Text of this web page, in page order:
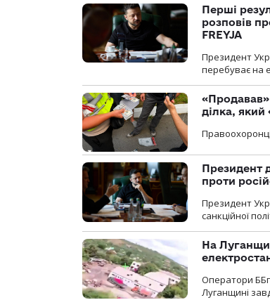
Перші
розповів
FREYJA
Президент
перебуває на
ділка,
Президент
проти
Президент
санкційної
На
Оператори
Луганщині